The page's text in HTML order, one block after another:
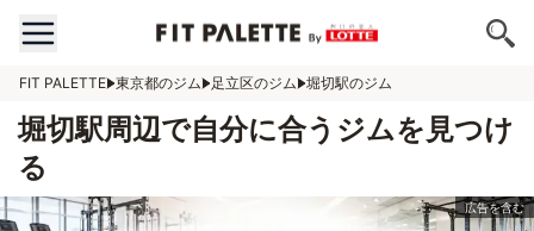
FIT PALETTE 東京都のジム 足立区のジム 堀切駅のジム
堀切駅周辺で自分に合うジムを見つけ
る